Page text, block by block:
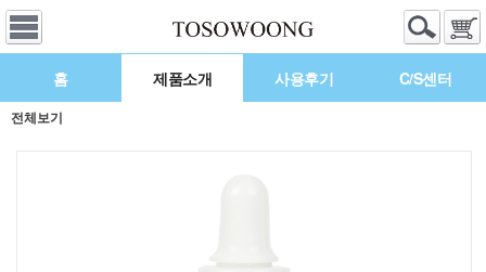
홈 제품소개 사용후기 C/S센터
전체보기